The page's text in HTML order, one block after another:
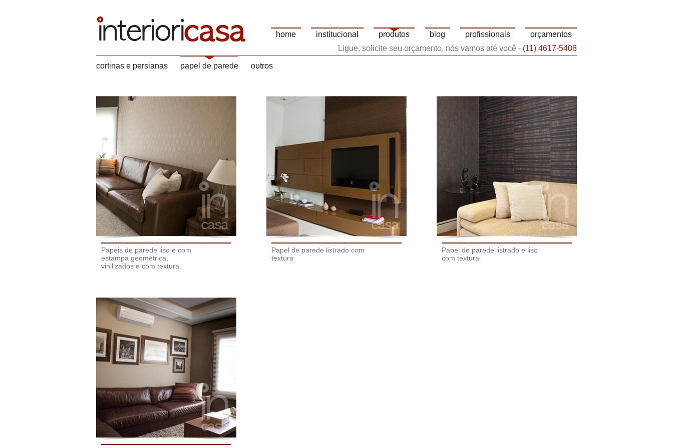
home institucional produtos blog profissionais
orçamentos
Ligue, solicite seu orçamento, nós vamos até você - (11) 4617-5408
cortinas e persianas papel de parede outros
Papeis de parede liso e com
estampa geométrica,
vinilizados e com textura.
Papel de parede listrado com
textura
Papel de parede listrado e liso
com textura